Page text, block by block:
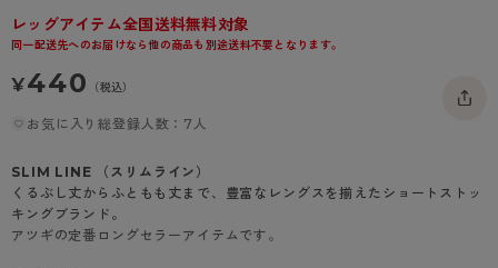
- 着圧タイツ
ソックス・靴下
レギンス・スパッツ
- 長袖（七分袖以上）
- タンクトップ
- カップ付きインナー
みんなの、みんなの。
返品・交換について
お問い合わせについて
レッグアイテム全国送料無料対象
同一配送先へのお届けなら他の商品も別途送料不要となります。
¥440 （税込）
お気に入り総登録人数：7人
SLIM LINE （スリムライン）
くるぶし丈からふともも丈まで、豊富なレングスを揃えたショートストッ
キングブランド。
アツギの定番ロングセラーアイテムです。